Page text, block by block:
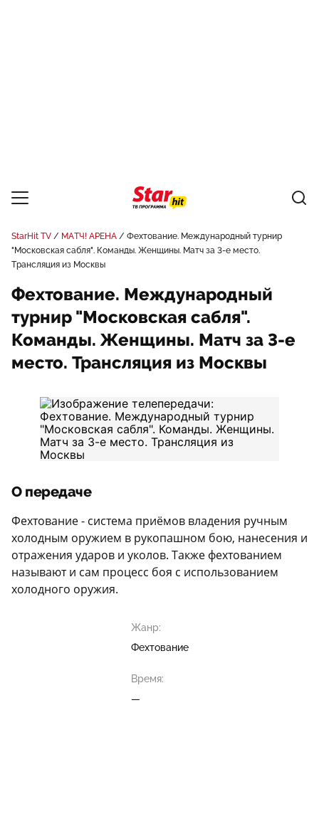
StarHit TV МАТЧ! АРЕНА
Фехтование. Международный турнир
"Московская сабля". Команды. Женщины. Матч за 3-е место.
Трансляция из Москвы
Фехтование. Международный
турнир "Московская сабля".
Команды. Женщины. Матч за 3-е
место. Трансляция из Москвы
О передаче
Фехтование - система приёмов владения ручным
холодным оружием в рукопашном бою, нанесения и
отражения ударов и уколов. Также фехтованием
называют и сам процесс боя с использованием
холодного оружия.
Жанр:
Фехтование
Время:
—